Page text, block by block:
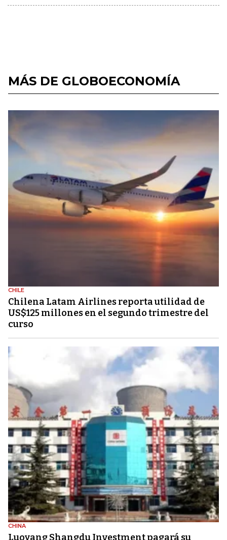
MÁS DE GLOBOECONOMÍA
CHILE
Chilena Latam Airlines reporta utilidad de
US$125 millones en el segundo trimestre del
curso
CHINA
Luoyang Shangdu Investment pagará su